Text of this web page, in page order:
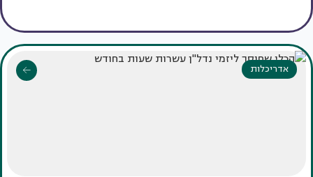
אדריכלות